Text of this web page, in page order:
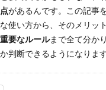
があるんです。この記事
使い方から、そのメリッ
要なルールまで全て分か
判断できるようになります